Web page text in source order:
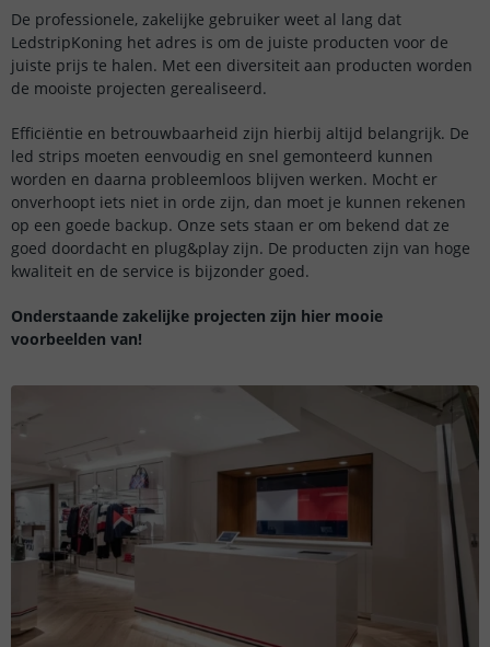
De professionele, zakelijke gebruiker weet al lang dat
LedstripKoning het adres is om de juiste producten voor de
juiste prijs te halen. Met een diversiteit aan producten worden
de mooiste projecten gerealiseerd.
Efficiëntie en betrouwbaarheid zijn hierbij altijd belangrijk. De
led strips moeten eenvoudig en snel gemonteerd kunnen
worden en daarna probleemloos blijven werken. Mocht er
onverhoopt iets niet in orde zijn, dan moet je kunnen rekenen
op een goede backup. Onze sets staan er om bekend dat ze
goed doordacht en plug&play zijn. De producten zijn van hoge
kwaliteit en de service is bijzonder goed.
Onderstaande zakelijke projecten zijn hier mooie
voorbeelden van!